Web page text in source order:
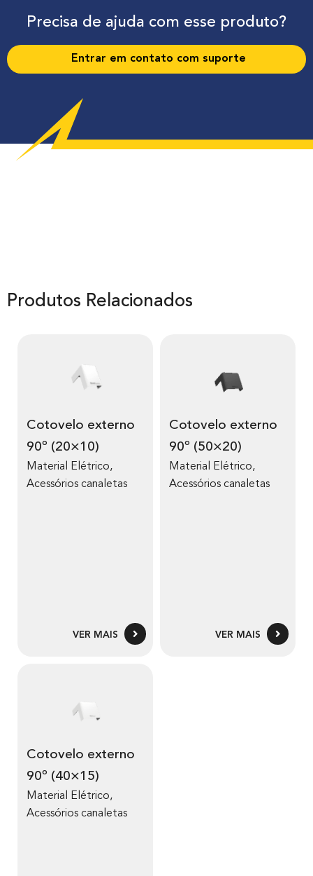
Precisa de ajuda com esse produto?
Entrar em contato com suporte
Produtos Relacionados
Cotovelo externo
90º (20×10)
Material Elétrico,
Acessórios canaletas
VER MAIS
Cotovelo externo
90º (50×20)
Material Elétrico,
Acessórios canaletas
VER MAIS
Cotovelo externo
90º (40×15)
Material Elétrico,
Acessórios canaletas